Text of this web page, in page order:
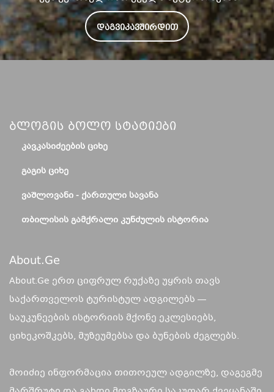
ᲓᲐᲒᲕᲘᲙᲐᲕᲨᲘᲠᲓᲘᲗ
Ბლოგის Ბოლო Სტატიები
ᲙᲐᲕᲙᲐᲡᲘᲫᲔᲔᲑᲘᲡ ᲪᲘᲮᲔ
ᲒᲐᲒᲘᲡ ᲪᲘᲮᲔ
ᲕᲐᲨᲚᲝᲕᲐᲜᲘ - ᲥᲐᲠᲗᲣᲚᲘ ᲡᲐᲕᲐᲜᲐ
ᲗᲑᲘᲚᲘᲡᲘᲡ ᲒᲐᲛᲥᲠᲐᲚᲘ ᲙᲣᲜᲫᲣᲚᲘᲡ ᲘᲡᲢᲝᲠᲘᲐ
About.ge
About.Ge ერთ ციფრულ რუქაზე უყრის თავს
საქართველოს ტურისტულ ადგილებს —
საუკუნეების ისტორიის მქონე ეკლესიებს,
ციხეკოშკებს, მუზეუმებსა და ბუნების ძეგლებს.
მოიძიე ინფორმაცია თითოეულ ადგილზე, დაგეგმე